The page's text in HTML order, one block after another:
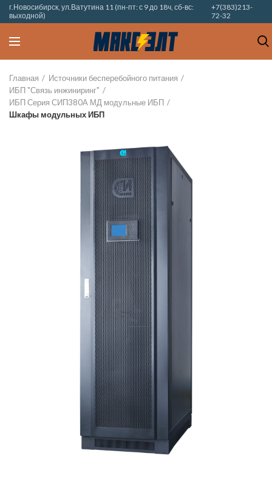
г.Новосибирск, ул.Ватутина 11 (пн-пт: с 9 до 18ч, сб-вс:
выходной)
+7(383)213-
72-32
Главная
Источники бесперебойного питания
ИБП "Связь инжиниринг"
ИБП Серия СИП380А МД модульные ИБП
Шкафы модульных ИБП